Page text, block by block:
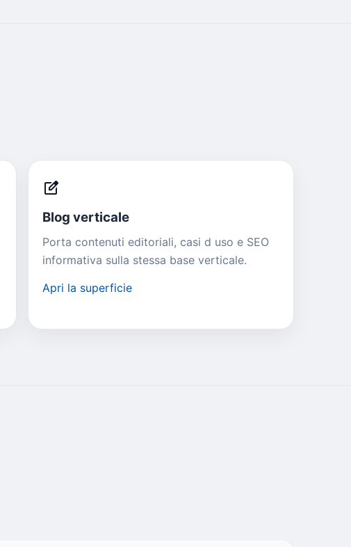
edit_square
Blog verticale
Porta contenuti editoriali, casi d uso e SEO
informativa sulla stessa base verticale.
Apri la superficie